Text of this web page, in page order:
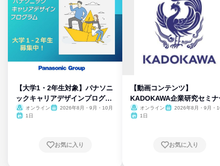
【大学1・2年生対象】パナソニ
ックキャリアデザインプログラ
ム
オンライン
2026年8月・9月・10月
1日
お気に入り
【動画コンテンツ】
KADOKAWA企業研究セミナ
オンライン
2026年8月・9月・
1日
お気に入り